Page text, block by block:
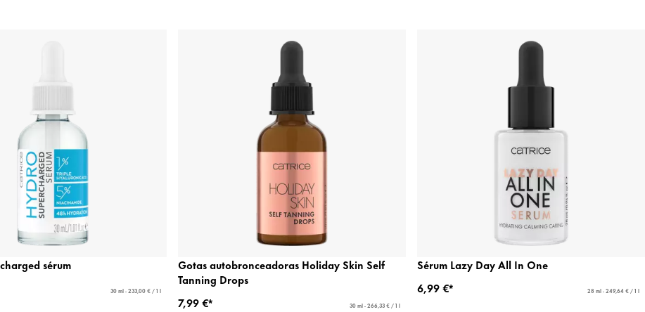
sérum
30 ml - 233,00 € / 1 l
Gotas autobronceadoras Holiday Skin Self
Tanning Drops
7,99 €*
30 ml - 266,33 € / 1 l
Sérum Lazy Day All In One
6,99 €*
28 ml - 249,64 € / 1 l